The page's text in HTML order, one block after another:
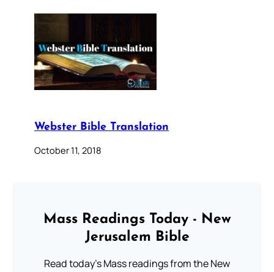
Webster Bible Translation
October 11, 2018
Mass Readings Today - New
Jerusalem Bible
Read today's Mass readings from the New